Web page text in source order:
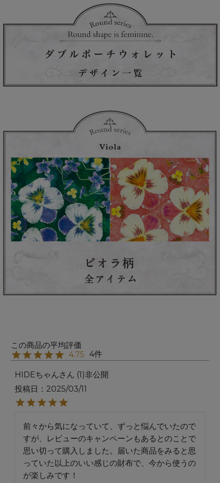
4.75 4
HIDEちゃん 1 非公開
投稿日
2025/03/11
前々から気になっていて、ずっと悩んでいたので
すが、レビューのキャンペーンもあるとのことで
思い切って購入しました。届いた商品をみると思
っていた以上のいい感じの財布で、今から使うの
が楽しみです！